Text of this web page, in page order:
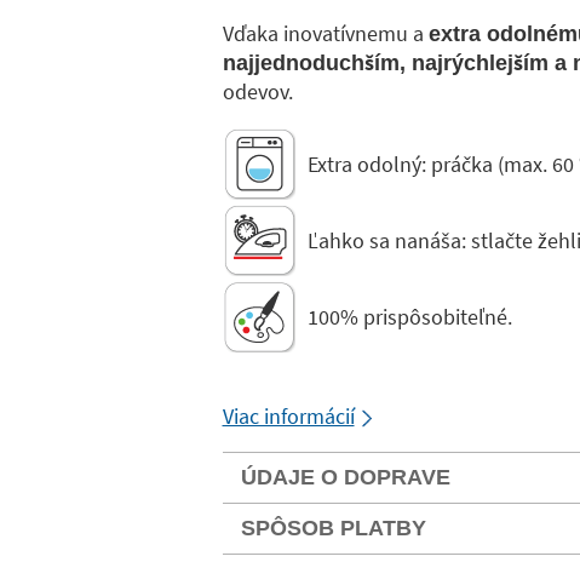
Vďaka inovatívnemu a extra
najjednoduchším, najrýchlejším a
odevov.
Extra odolný: práčka (max. 60
Ľahko sa nanáša: stlačte
100% prispôsobiteľné.
Viac informácií
ÚDAJE O DOPRAVE
SPÔSOB PLATBY